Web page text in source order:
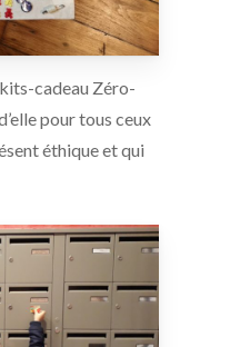
cadeau Zéro-
pour tous ceux
éthique et qui